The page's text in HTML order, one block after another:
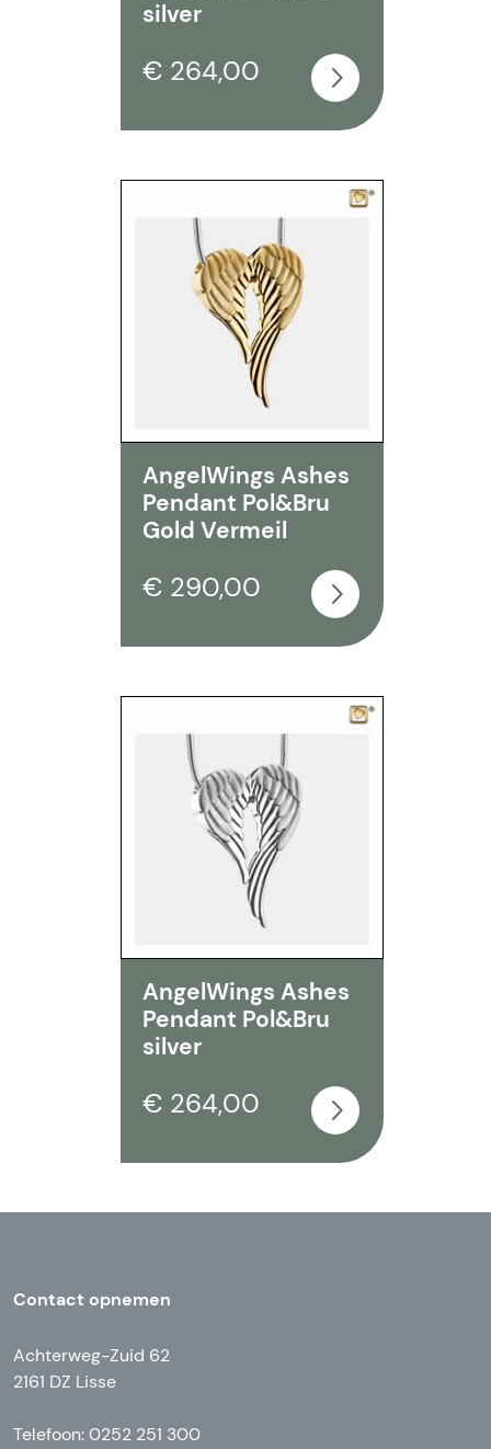
silver
€ 264,00
AngelWings Ashes
Pendant Pol&Bru
Gold Vermeil
€ 290,00
AngelWings Ashes
Pendant Pol&Bru
silver
€ 264,00
Contact opnemen
Achterweg-Zuid 62
2161 DZ Lisse
Telefoon: 0252 251 300